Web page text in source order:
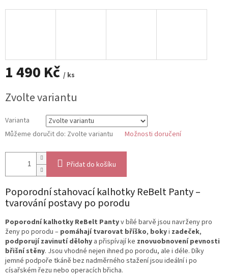
1 490 Kč / ks
cena:
Zvolte variantu
Varianta
Můžeme doručit do: Zvolte variantu Možnosti doručení
Přidat do košíku
Poporodní stahovací kalhotky ReBelt Panty –
tvarování postavy po porodu
Poporodní kalhotky ReBelt Pantyv bílé barvě jsou navrženy pro
ženy po porodu – pomáhají tvarovat bříško, bokyi zadeček,
podporují zavinutí dělohy a přispívají ke znovuobnovení pevnosti
břišní stěny. Jsou vhodné nejen ihned po porodu, ale i déle. Díky
jemné podpoře tkáně bez nadměrného stažení jsou ideální i po
císařském řezu nebo operacích břicha.